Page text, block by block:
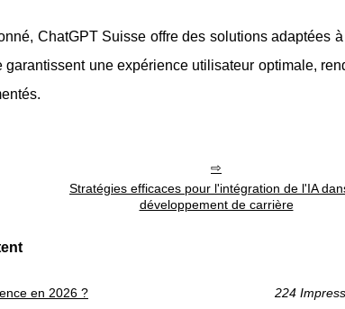
ChatGPT Suisse offre des solutions adaptées
une expérience utilisateur optimale,
Stratégies efficaces pour l'intégration de l'IA
développement de carrière
en 2026 ? 224